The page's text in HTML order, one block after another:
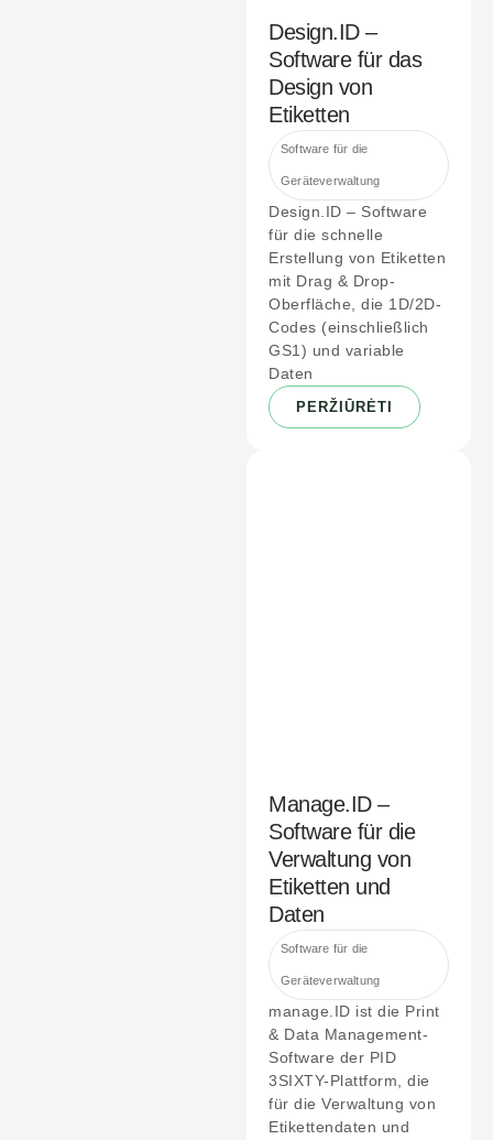
Design.ID –
Software für das
Design von
Etiketten
Software für die
Geräteverwaltung
Design.ID – Software
für die schnelle
Erstellung von Etiketten
mit Drag & Drop-
Oberfläche, die 1D/2D-
Codes (einschließlich
GS1) und variable
Daten
PERŽIŪRĖTI
Manage.ID –
Software für die
Verwaltung von
Etiketten und
Daten
Software für die
Geräteverwaltung
manage.ID ist die Print
& Data Management-
Software der PID
3SIXTY-Plattform, die
für die Verwaltung von
Etikettendaten und